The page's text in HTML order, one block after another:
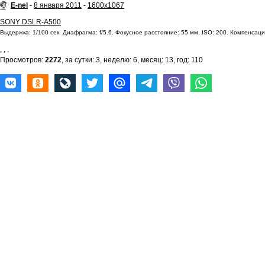
E-nel - 8 января 2011 - 1600x1067
SONY DSLR-A500
Выдержка: 1/100 сек. Диафрагма: f/5.6. Фокусное расстояние: 55 мм. ISO: 200.
, , ,
Просмотров: 2272, за сутки: 3, неделю: 6, месяц: 13, год: 110